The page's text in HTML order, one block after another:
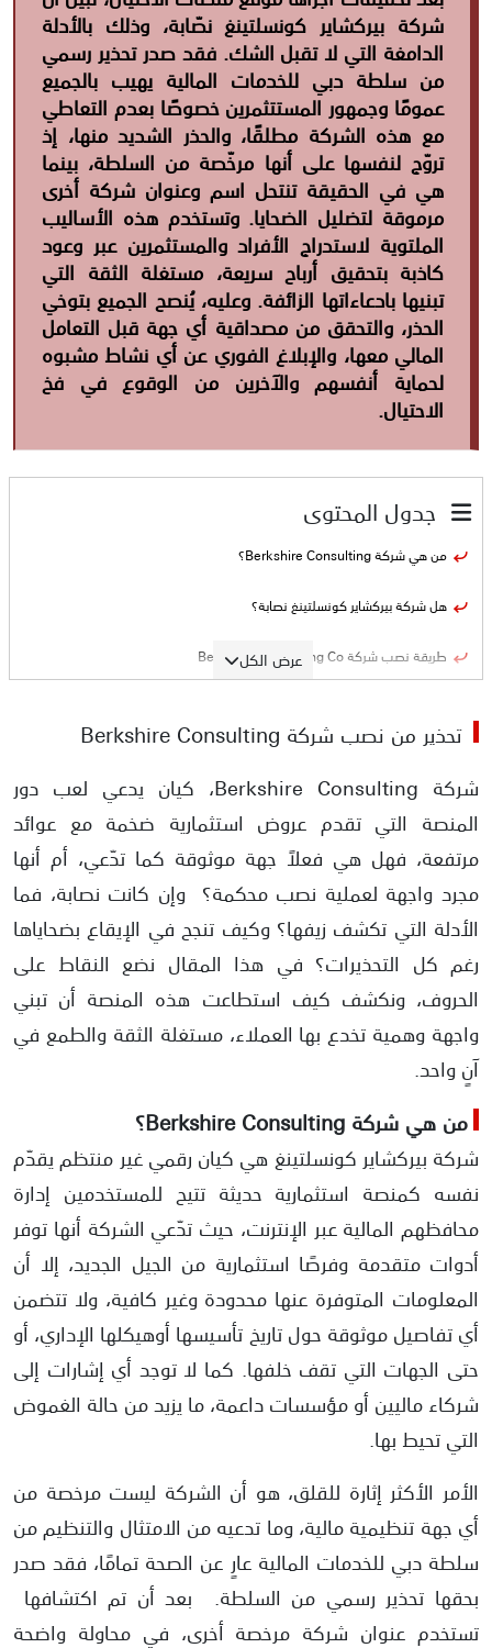
شركة بيركشاير كونسلتينغ نصّابة، وذلك بالأدلة
الدامغة التي لا تقبل الشك. فقد صدر تحذير رسمي
من سلطة دبي للخدمات المالية يهيب بالجميع
عمومًا وجمهور المستتثمرين خصوصًا بعدم التعاطي
مع هذه الشركة مطلقًا، والحذر الشديد منها، إذ
تروّج لنفسها على أنها مرخّصة من السلطة، بينما
هي في الحقيقة تنتحل اسم وعنوان شركة أخرى
مرموقة لتضليل الضحايا. وتستخدم هذه الأساليب
الملتوية لاستدراج الأفراد والمستثمرين عبر وعود
كاذبة بتحقيق أرباح سريعة، مستغلة الثقة التي
تبنيها بادعاءاتها الزائفة. وعليه، يُنصح الجميع بتوخي
الحذر، والتحقق من مصداقية أي جهة قبل التعامل
المالي معها، والإبلاغ الفوري عن أي نشاط مشبوه
لحماية أنفسهم والآخرين من الوقوع في فخ
الاحتيال.
جدول المحتوى
عرض الكل
من هي شركة Berkshire Consulting؟
هل شركة بيركشاير كونسلتينغ نصابة؟
طريقة نصب شركة Berkshire Consulting Co
تزوير عنوان الشركة بعنوان شركة مرخصة
إعاقة سحب الأموال
تحذير من نصب شركة Berkshire Consulting
شركة Berkshire Consulting، كيان يدعي لعب دور
المنصة التي تقدم عروض استثمارية ضخمة مع عوائد
مرتفعة، فهل هي فعلاً جهة موثوقة كما تدّعي، أم أنها
مجرد واجهة لعملية نصب محكمة؟ وإن كانت نصابة، فما
الأدلة التي تكشف زيفها؟ وكيف تنجح في الإيقاع بضحاياها
رغم كل التحذيرات؟ في هذا المقال نضع النقاط على
الحروف، ونكشف كيف استطاعت هذه المنصة أن تبني
واجهة وهمية تخدع بها العملاء، مستغلة الثقة والطمع في
آنٍ واحد.
من هي شركة Berkshire Consulting؟
شركة بيركشاير كونسلتينغ هي كيان رقمي غير منتظم يقدّم
نفسه كمنصة استثمارية حديثة تتيح للمستخدمين إدارة
محافظهم المالية عبر الإنترنت، حيث تدّعي الشركة أنها توفر
أدوات متقدمة وفرصًا استثمارية من الجيل الجديد، إلا أن
المعلومات المتوفرة عنها محدودة وغير كافية، ولا تتضمن
أي تفاصيل موثوقة حول تاريخ تأسيسها أوهيكلها الإداري، أو
حتى الجهات التي تقف خلفها. كما لا توجد أي إشارات إلى
شركاء ماليين أو مؤسسات داعمة، ما يزيد من حالة الغموض
التي تحيط بها.
الأمر الأكثر إثارة للقلق، هو أن الشركة ليست مرخصة من
أي جهة تنظيمية مالية، وما تدعيه من الامتثال والتنظيم من
سلطة دبي للخدمات المالية عارٍ عن الصحة تمامًا، فقد صدر
بحقها تحذير رسمي من السلطة. بعد أن تم اكتشافها
تستخدم عنوان شركة مرخصة أخرى، في محاولة واضحة